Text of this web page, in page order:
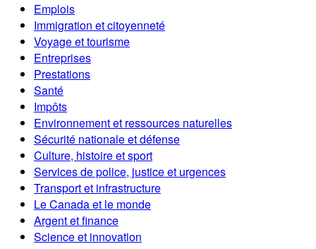
Emplois
Immigration et citoyenneté
Voyage et tourisme
Entreprises
Prestations
Santé
Impôts
Environnement et ressources naturelles
Sécurité nationale et défense
Culture, histoire et sport
Services de police, justice et urgences
Transport et infrastructure
Le Canada et le monde
Argent et finance
Science et innovation